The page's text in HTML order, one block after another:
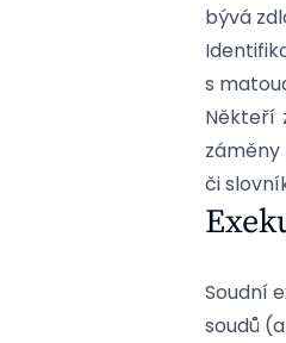
bývá
s
Někteří
či
Soudní
soudů